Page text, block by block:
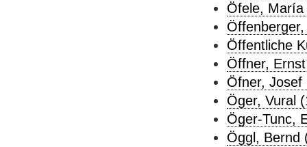
Öfele, María
Öffentliche
Öffner,
Öfner, Josef
Öger, Vural
Öger-Tunc,
Öggl, Bernd